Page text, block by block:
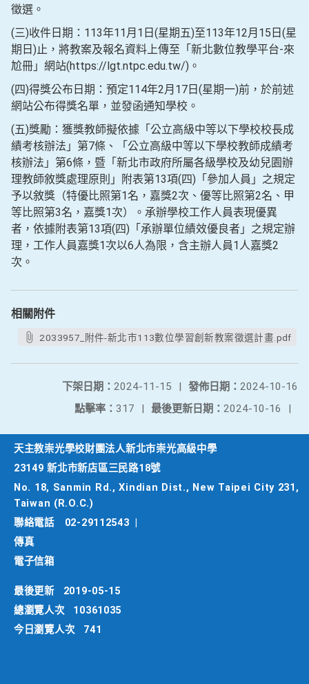
徵選。
(三)收件日期：113年11月1日(星期五)至113年12月15日(星
期日)止，將教案及報名資料上傳至「新北數位教學平台-來
尬冊」網站(https://lgt.ntpc.edu.tw/)。
(四)得獎公布日期：預定114年2月17日(星期一)前，於前述
網站公布得獎名單，並發函通知學校。
(五)獎勵：獲獎教師擬依據「公立高級中等以下學校校長成
績考核辦法」第7條、「公立高級中等以下學校教師成績考
核辦法」第6條，暨「新北市政府所屬各級學校及幼兒園辦
理教師敘獎處理原則」附表第13項(四)「參加人員」之規定
予以敘獎（特優比照第1名，嘉獎2次、優等比照第2名、甲
等比照第3名，嘉獎1次）。承辦學校工作人員表現優異
者，依據附表第13項(四)「承辦單位績效優良者」之規定辦
理，工作人員嘉獎1次以6人為限，含主辦人員1人嘉獎2
次。
相關附件
2033957_附件-新北市113數位學習創新教案徵選計畫.pdf
發佈日期： 2024-10-16
下架日期： 2024-11-15
|
最後更新日期： 2024-10-16 |
點擊率： 317 |
天主教崇光學校財團法人新北市崇光高級中學
23149 新北市新店區三民路18號
No. 18, Sanmin Rd., Xindian Dist., New Taipei City 231,
Taiwan (R.O.C.)
聯絡電話
02-29112543
傳真
電子信箱
最後更新
2019-05-15
總瀏覽人次
10361035
今日瀏覽人次
741